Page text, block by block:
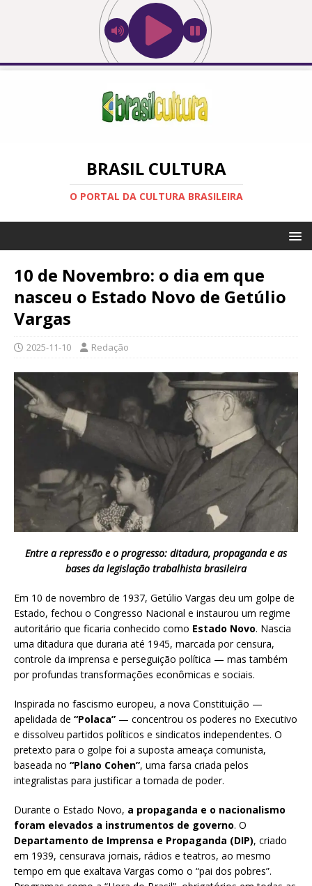
BRASIL CULTURA
O PORTAL DA CULTURA BRASILEIRA
10 de Novembro: o dia em que
nasceu o Estado Novo de Getúlio
Vargas
2025-11-10 Redação
Entre a repressão e o progresso: ditadura, propaganda e as
bases da legislação trabalhista brasileira
Em 10 de novembro de 1937, Getúlio Vargas deu um golpe de
Estado, fechou o Congresso Nacional e instaurou um regime
autoritário que ficaria conhecido como Estado Novo. Nascia
uma ditadura que duraria até 1945, marcada por censura,
controle da imprensa e perseguição política — mas também
por profundas transformações econômicas e sociais.
Inspirada no fascismo europeu, a nova Constituição —
apelidada de “Polaca” — concentrou os poderes no Executivo
e dissolveu partidos políticos e sindicatos independentes. O
pretexto para o golpe foi a suposta ameaça comunista,
baseada no “Plano Cohen”, uma farsa criada pelos
integralistas para justificar a tomada de poder.
Durante o Estado Novo, a propaganda e o nacionalismo
foram elevados a instrumentos de governo. O
Departamento de Imprensa e Propaganda (DIP), criado
em 1939, censurava jornais, rádios e teatros, ao mesmo
tempo em que exaltava Vargas como o “pai dos pobres”.